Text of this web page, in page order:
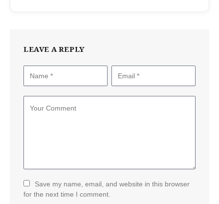
LEAVE A REPLY
Save my name, email, and website in this browser
for the next time I comment.